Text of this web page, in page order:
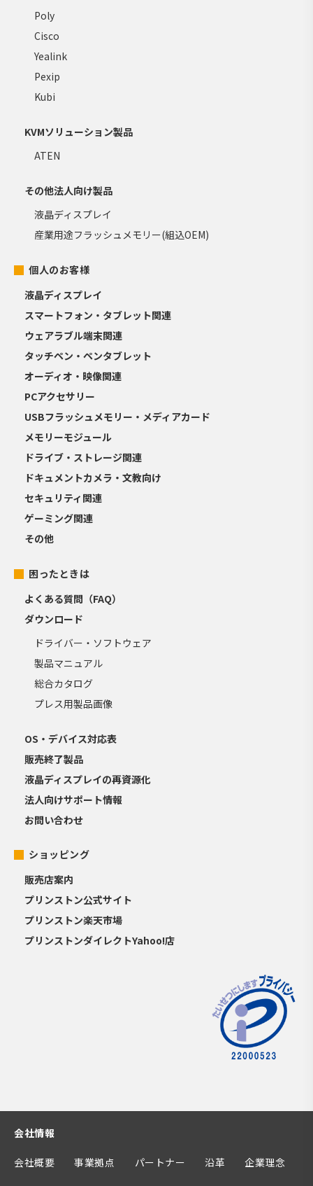
Poly
Cisco
Yealink
Pexip
Kubi
KVMソリューション製品
ATEN
その他法人向け製品
液晶ディスプレイ
産業用途フラッシュメモリー(組込OEM)
個人のお客様
液晶ディスプレイ
スマートフォン・タブレット関連
ウェアラブル端末関連
タッチペン・ペンタブレット
オーディオ・映像関連
PCアクセサリー
USBフラッシュメモリー・メディアカード
メモリーモジュール
ドライブ・ストレージ関連
ドキュメントカメラ・文教向け
セキュリティ関連
ゲーミング関連
その他
困ったときは
よくある質問（FAQ）
ダウンロード
ドライバー・ソフトウェア
製品マニュアル
総合カタログ
プレス用製品画像
OS・デバイス対応表
販売終了製品
液晶ディスプレイの再資源化
法人向けサポート情報
お問い合わせ
ショッピング
販売店案内
プリンストン公式サイト
プリンストン楽天市場
プリンストンダイレクトYahoo!店
会社情報
会社概要 事業拠点 パートナー 沿革 企業理念